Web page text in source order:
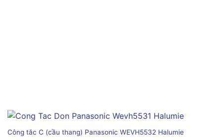
Công tắc C (cầu thang) Panasonic WEVH5532 Halumie